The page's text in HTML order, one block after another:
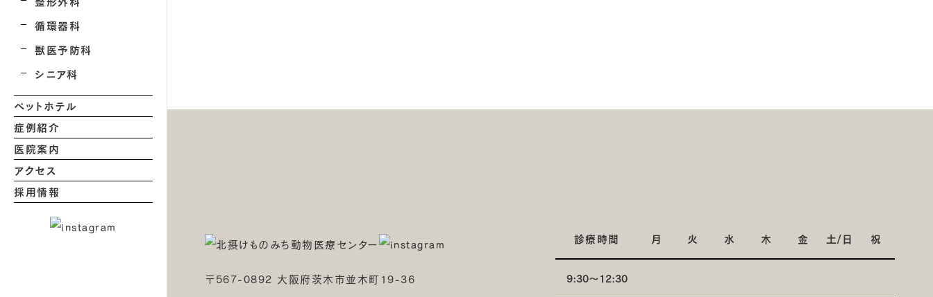
循環器科
獣医予防科
シニア科
ペットホテル
症例紹介
医院案内
アクセス
採用情報
〒567-0892 大阪府茨木市並木町19-36
診療時間 月 火 水 木 金 土/日 祝
9:30～12:30